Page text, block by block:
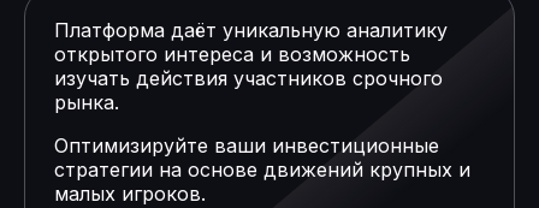
Платформа даёт уникальную аналитику
открытого интереса и возможность
изучать действия участников срочного
рынка.
Оптимизируйте ваши инвестиционные
стратегии на основе движений крупных и
малых игроков.